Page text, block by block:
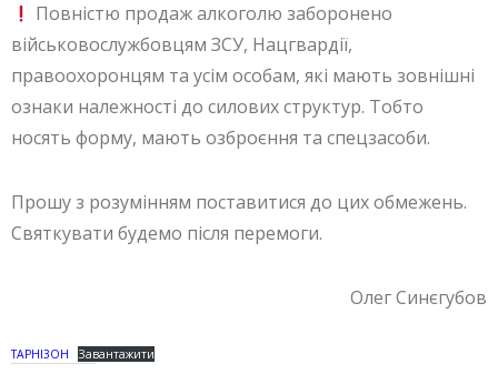
Повністю продаж алкоголю заборонено
військовослужбовцям ЗСУ, Нацгвардії,
правоохоронцям та усім особам, які мають зовнішні
ознаки належності до силових структур. Тобто
носять форму, мають озброєння та спецзасоби.
Прошу з розумінням поставитися до цих обмежень.
Святкувати будемо після перемоги.
Олег Синєгубов
TAPHI3OH Завантажити